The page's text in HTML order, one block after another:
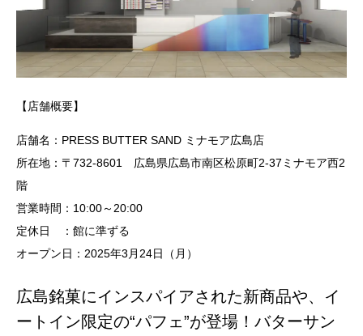
【店舗概要】
店舗名：PRESS BUTTER SAND ミナモア広島店
所在地：〒732-8601 広島県広島市南区松原町2-37ミナモア西2
階
営業時間：10:00～20:00
定休日 ：館に準ずる
オープン日：2025年3月24日（月）
広島銘菓にインスパイアされた新商品や、イ
ートイン限定の“パフェ”が登場！バターサン